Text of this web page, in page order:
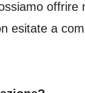
offrire
esitate a